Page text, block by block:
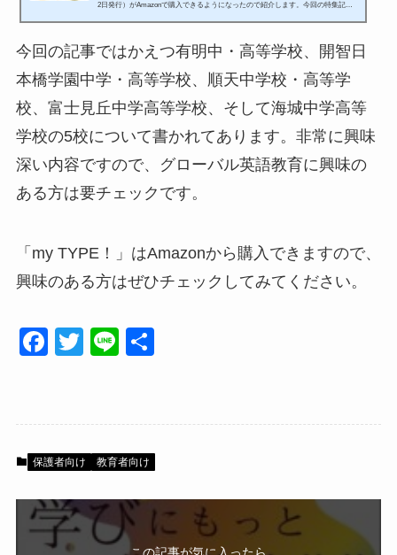
2日発行）がAmazonで購入できるようになったので紹介します。今回の特集記事
は一押しです。21世紀型教育ベースの学習コミュニティGLICCで海外生や国際生
が高まる背景」です。Amazonからお手軽に購入できますので、興味のある方はぜ
TOMO（しゅとも）の目次を紹介します。今回のおすすめ記事は、鈴木さんの...
今回の記事ではかえつ有明中・高等学校、開智日
本橋学園中学・高等学校、順天中学校・高等学
校、富士見丘中学高等学校、そして海城中学高等
学校の5校について書かれてあります。非常に興味
深い内容ですので、グローバル英語教育に興味の
ある方は要チェックです。
「my TYPE！」はAmazonから購入できますので、
興味のある方はぜひチェックしてみてください。
F
e
b
o
k
T
er
Li
保護者向け 教育者向け
この記事が気に入ったら